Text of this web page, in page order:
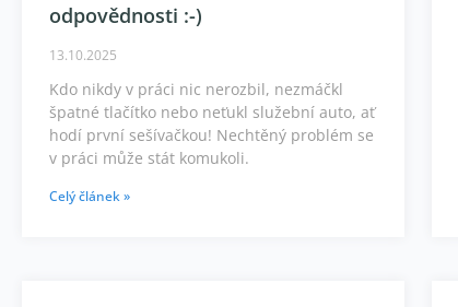
odpovědnosti :-)
13.10.2025
Kdo nikdy v práci nic nerozbil, nezmáčkl
špatné tlačítko nebo neťukl služební auto, ať
hodí první sešívačkou! Nechtěný problém se
v práci může stát komukoli.
Celý článek »